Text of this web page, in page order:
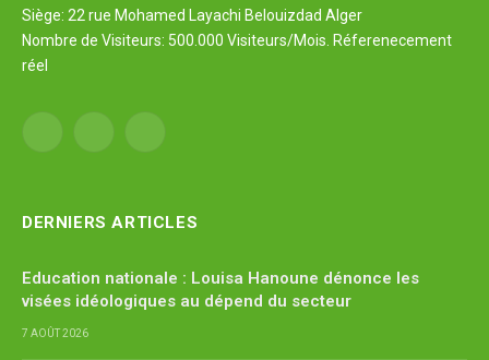
Siège: 22 rue Mohamed Layachi Belouizdad Alger
Nombre de Visiteurs: 500.000 Visiteurs/Mois. Réferenecement
réel
Facebook YouTube
DERNIERS ARTICLES
Education nationale : Louisa Hanoune dénonce les
visées idéologiques au dépend du secteur
7 AOÛT 2026